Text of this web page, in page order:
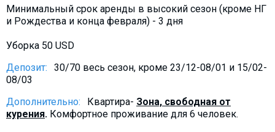
Минимальный срок аренды в высокий сезон (кроме НГ
и Рождества и конца февраля) - 3 дня
Уборка 50 USD
Депозит:
30/70 весь сезон, кроме 23/12-08/01 и 15/02-
08/03
Дополнительно:
Квартира- Зона, свободная от
курения. Комфортное проживание для 6 человек.